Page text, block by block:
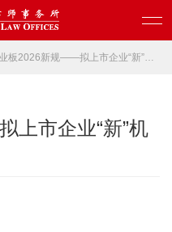
板2026新规——拟上市企业“新”机遇
市企业“新”机